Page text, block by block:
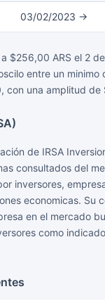
03/02/2023 →
a $256,00 ARS el 2
entre un minimo
con una amplitud de
de IRSA
consultados del
inversores,
economicas. Su
en el mercado
como